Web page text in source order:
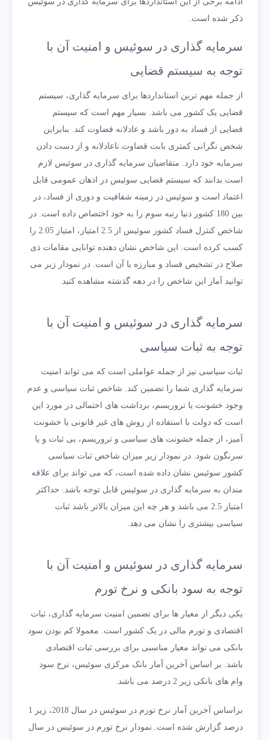
ذکر شده است.
سرمایه گذاری در سوئیس و امنیت آن با
توجه به سیستم قضایی
از جمله مهم ترین استانداردها برای سرمایه گذاری، سیستم
قضایی یک کشور می باشد. بسیار مهم است که سیستم
قضایی از فساد به دور باشد و عادلانه قضاوت کند. بنابراین
شخص نگرانی کمتری بابت قضاوت ناعادلانه و از دست دادن
سرمایه خود دارد. متقاضیان سرمایه گذاری در سوئیس لازم
است بدانند که سیستم قضایی سوئیس در اذهان عمومی قابل
اعتماد است و سوئیس در زمینه شفافیت و دوری از فساد، در
بین 180 کشور دنیا رتبه سوم را به خود اختصاص داده است. در
شاخص کنترل فساد کشور سوئیس از 2.5 امتیاز، امتیاز 2.05 را
کسب کرده است. این شاخص نشان دهنده توانایی مقامات ذی
صلاح در تشخیص فساد و مبارزه با آن است. در نمودار زیر می
توانید آمار این شاخص را در دهه گذشته مشاهده کنید.
سرمایه گذاری در سوئیس و امنیت آن با
توجه به ثبات سیاسی
ثبات سیاسی نیز از جمله عواملی است که می تواند امنیت
سرمایه گذاری شما را تضمین کند. شاخص ثبات سیاسی و عدم
وجود خشونت یا تروریسم، برداشت های احتمالی در مورد این
است که دولت با استفاده از روش های غیر قانونی یا خشونت
آمیز، از جمله خشونت های سیاسی و تروریسم، بی ثبات و یا
سرنگون شود. در نمودار زیر میزان شاخص ثبات سیاسی
کشور سوئیس نشان داده شده است، که می تواند برای علاقه
مندان به سرمایه گذاری در سوئیس قابل توجه باشد. حداکثر
امتیاز 2.5 می باشد و هر چه این میزان بالاتر باشد ثبات
سیاسی بیشتری را نشان می دهد.
سرمایه گذاری در سوئیس و امنیت آن با
توجه به سود بانکی و نرخ تورم
یکی دیگر از معیار ها برای تضمین امنیت سرمایه گذاری، ثبات
اقتصادی و تورم مالی در یک کشور است. معمولا کم بودن سود
بانکی می تواند معیار مناسبی برای بررسی ثبات اقتصادی
باشد. بر اساس آخرین آمار بانک مرکزی سوئیس، نرخ سود
وام های بانکی زیر 2 درصد می باشد.
براساس آخرین آمار نرخ تورم در سوئیس در سال 2018، زیر 1
درصد گزارش شده است. نمودار نرخ تورم در سوئیس در سال